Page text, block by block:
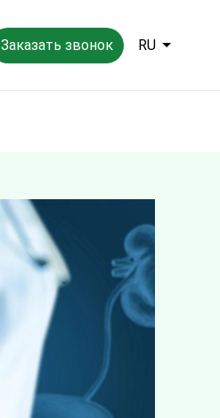
Заказать звонок RU